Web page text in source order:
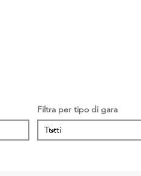
Filtra per tipo di gara